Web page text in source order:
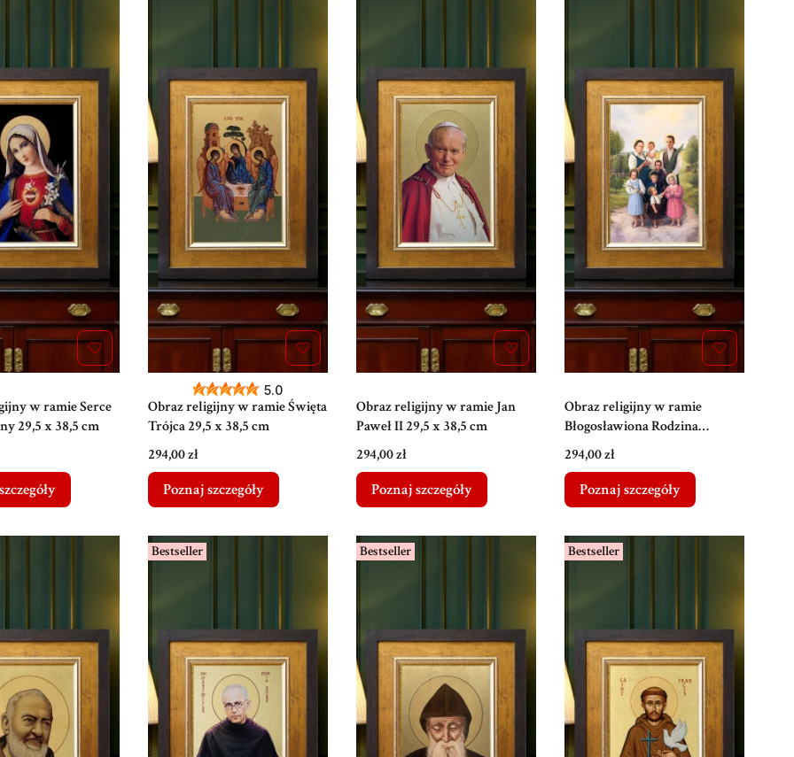
w ramie Serce
29,5 x 38,5 cm
5.0
Obraz religijny w ramie Święta
Trójca 29,5 x 38,5 cm
Cena
294,00 zł
Poznaj szczegóły
Obraz religijny w ramie Jan
Paweł II 29,5 x 38,5 cm
Cena
294,00 zł
Poznaj szczegóły
Obraz religijny w ramie
Błogosławiona Rodzina
Ulmów 29,5 x 38,5 cm
Cena
294,00 zł
Poznaj szczegóły
Bestseller Bestseller Bestseller